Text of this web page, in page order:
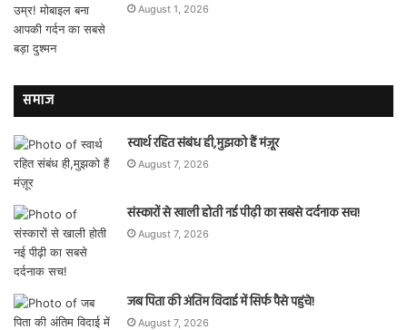
August 1, 2026
समाज
स्वार्थ रहित संबंध ही,मुझको हैं मंज़ूर
August 7, 2026
संस्कारों से खाली होती नई पीढ़ी का सबसे दर्दनाक सच!
August 7, 2026
जब पिता की अंतिम विदाई में सिर्फ पैसे पहुंचे!
August 7, 2026